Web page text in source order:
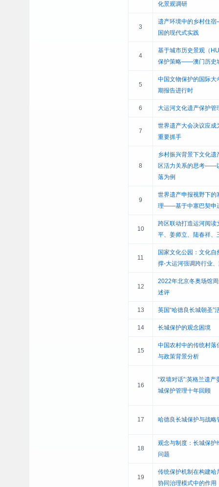
化景观调研
3
遗产环境中的乡村住
国的现代式实践
4
基于城市历史景观（
保护策略——澳门历史
5
中国文物保护的国际
期报告进行时
6 大运河文化遗产保护管
7
世界遗产大会决议应成
重要抓手
8
乡村振兴背景下文化遗
区活力关系的思考——
落为例
9
世界遗产申报视野下的
理——基于中塞巴契申
10
跨区联动打造运河阅
平、姜师立、陆春祥、
11
国家文化公园：文化自
撑-大运河强调跨行业
12
2022年北京冬奥场馆
述评
13 英国“哈德良长城朝圣”
14 长城保护的观念困境
15
中国农村中的传统村落
与政策背景分析
16
“双墙对话”:英格兰遗
城保护管理十年回顾
17 哈德良长城保护与战略
18
观念与制度：长城保护
问题
19
传统保护机制在构建哈
协同治理模式中的作用